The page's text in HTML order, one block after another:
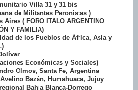
Villa 31 y 31 bis
de Militantes Peronistas )
( FORO ITALO ARGENTINO
Y FAMILIA)
de los Pueblos de África, Asia y
Económicas y Sociales)
Olmos, Santa Fe, Argentina
Bazán, Humahuaca, Jujuy
Bahia Blanca-Dorrego